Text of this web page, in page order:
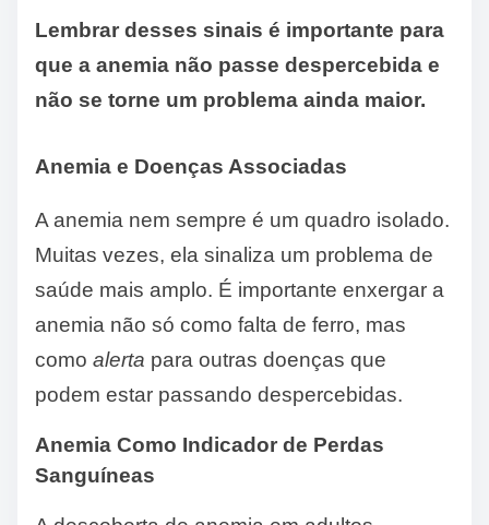
Lembrar desses sinais é importante para
que a anemia não passe despercebida e
não se torne um problema ainda maior.
Anemia e Doenças Associadas
A anemia nem sempre é um quadro isolado.
Muitas vezes, ela sinaliza um problema de
saúde mais amplo. É importante enxergar a
anemia não só como falta de ferro, mas
como alerta para outras doenças que
podem estar passando despercebidas.
Anemia Como Indicador de Perdas
Sanguíneas